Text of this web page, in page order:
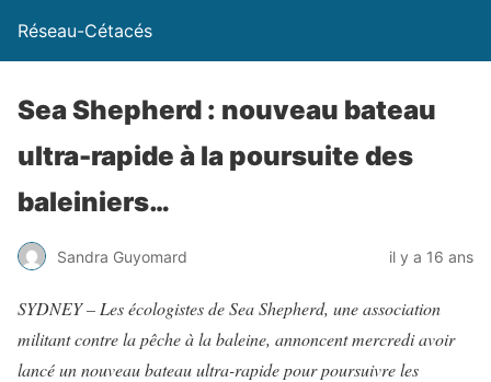
Réseau-Cétacés
Sea Shepherd : nouveau bateau
ultra-rapide à la poursuite des
baleiniers…
Sandra Guyomard il y a 16 ans
SYDNEY – Les écologistes de Sea Shepherd, une association
militant contre la pêche à la baleine, annoncent mercredi avoir
lancé un nouveau bateau ultra-rapide pour poursuivre les